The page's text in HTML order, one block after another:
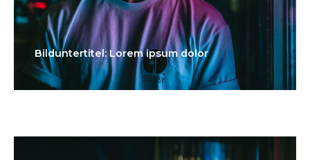
Bilduntertitel: Lorem ipsum dolor